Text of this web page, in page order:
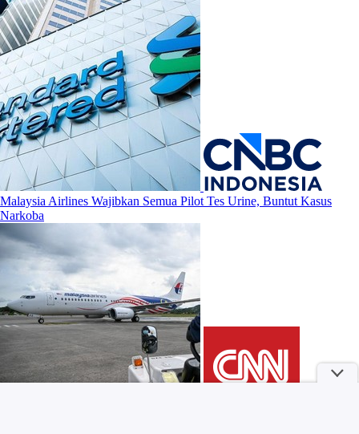
Malaysia Airlines Wajibkan Semua Pilot Tes Urine, Buntut Kasus
Narkoba